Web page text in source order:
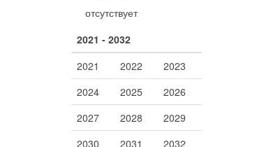
отсутствует
2021 - 2032
2021
2022
2023
2024
2025
2026
2027
2028
2029
2030
2031 2032